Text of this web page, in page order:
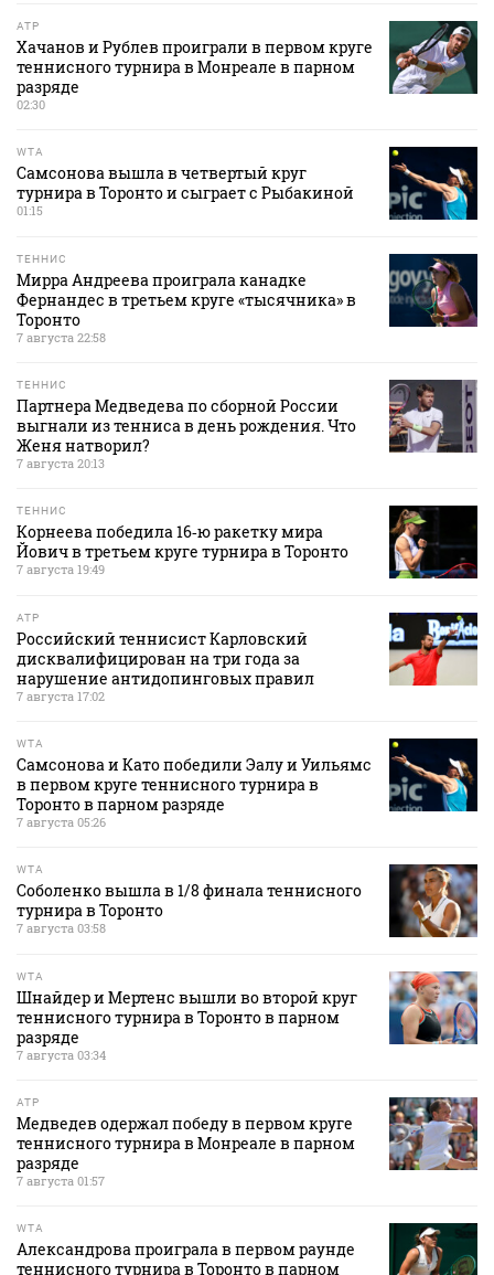
ATP
Хачанов и Рублев проиграли в первом круге
теннисного турнира в Монреале в парном
разряде
02:30
WTA
Самсонова вышла в четвертый круг
турнира в Торонто и сыграет с Рыбакиной
01:15
ТЕННИС
Мирра Андреева проиграла канадке
Фернандес в третьем круге «тысячника» в
Торонто
7 августа 22:58
ТЕННИС
Партнера Медведева по сборной России
выгнали из тенниса в день рождения. Что
Женя натворил?
7 августа 20:13
ТЕННИС
Корнеева победила 16‑ю ракетку мира
Йович в третьем круге турнира в Торонто
7 августа 19:49
ATP
Российский теннисист Карловский
дисквалифицирован на три года за
нарушение антидопинговых правил
7 августа 17:02
WTA
Самсонова и Като победили Эалу и Уильямс
в первом круге теннисного турнира в
Торонто в парном разряде
7 августа 05:26
WTA
Соболенко вышла в 1/8 финала теннисного
турнира в Торонто
7 августа 03:58
WTA
Шнайдер и Мертенс вышли во второй круг
теннисного турнира в Торонто в парном
разряде
7 августа 03:34
ATP
Медведев одержал победу в первом круге
теннисного турнира в Монреале в парном
разряде
7 августа 01:57
WTA
Александрова проиграла в первом раунде
теннисного турнира в Торонто в парном